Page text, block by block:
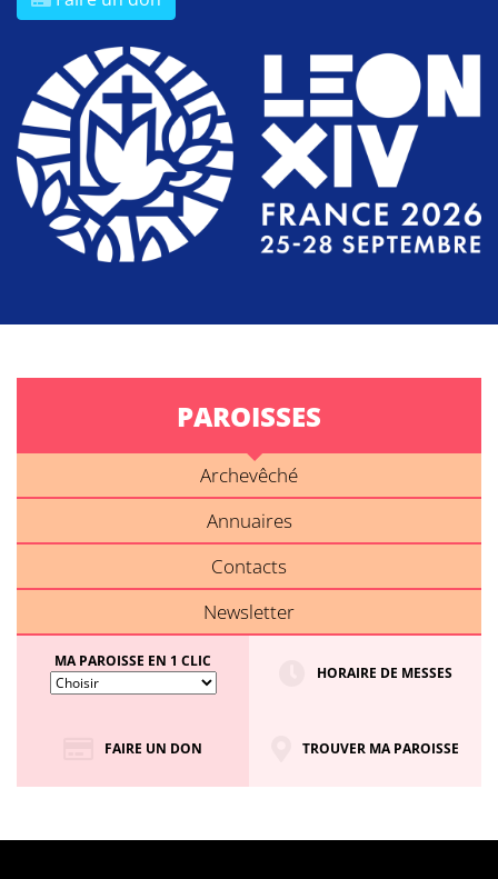
PAROISSES
Archevêché
Annuaires
Contacts
Newsletter
MA PAROISSE EN 1 CLIC
HORAIRE DE MESSES
FAIRE UN DON TROUVER MA PAROISSE